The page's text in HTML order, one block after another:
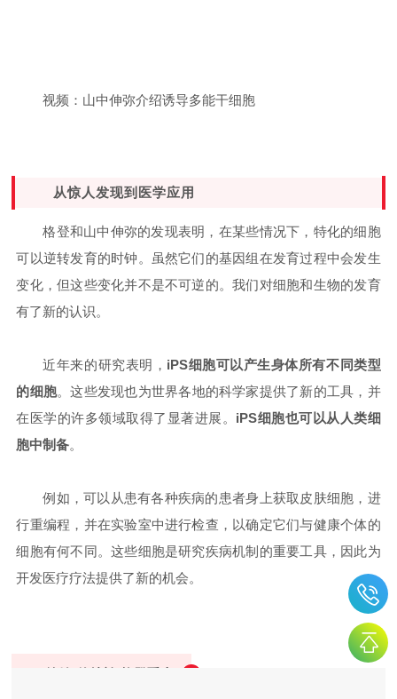
视频：山中伸弥介绍诱导多能干细胞
从惊人发现到医学应用
格登和山中伸弥的发现表明，在某些情况下，特化的细胞
可以逆转发育的时钟。虽然它们的基因组在发育过程中会发生
变化，但这些变化并不是不可逆的。我们对细胞和生物的发育
有了新的认识。
近年来的研究表明， iPS细胞可以产生身体所有不同类型
的细胞。这些发现也为世界各地的科学家提供了新的工具，并
在医学的许多领域取得了显著进展。 iPS细胞也可以从人类细
胞中制备。
例如，可以从患有各种疾病的患者身上获取皮肤细胞，进
行重编程，并在实验室中进行检查，以确定它们与健康个体的
细胞有何不同。这些细胞是研究疾病机制的重要工具，因此为
开发医疗疗法提供了新的机会。